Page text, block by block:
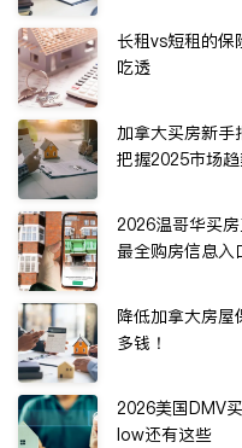
长租vs短租的保
吃透
加拿大买房新手
把握2025市场
2026温哥华买
最全购房信息入
降低加拿大房屋
多钱！
2026美国DMV
low还有这些